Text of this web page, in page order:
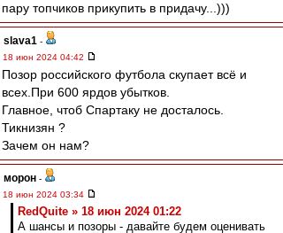
пару топчиков прикупить в придачу...)))
slava1 -
18 июн 2024 04:42
Позор российского футбола скупает всё и
всех.При 600 ярдов убытков.
Главное, чтоб Спартаку не досталось.
Тикнизян ?
Зачем он нам?
морон -
18 июн 2024 03:34
RedQuite » 18 июн 2024 01:22
А шансы и позоры - давайте будем оценивать